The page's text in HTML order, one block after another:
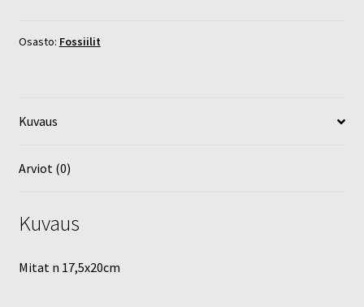
Osasto: Fossiilit
Kuvaus
Arviot (0)
Kuvaus
Mitat n 17,5x20cm